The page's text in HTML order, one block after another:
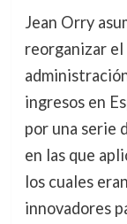
Jean Orry
reorganizar
ingresos en
por una serie
en las que
los cuales eran
innovadores